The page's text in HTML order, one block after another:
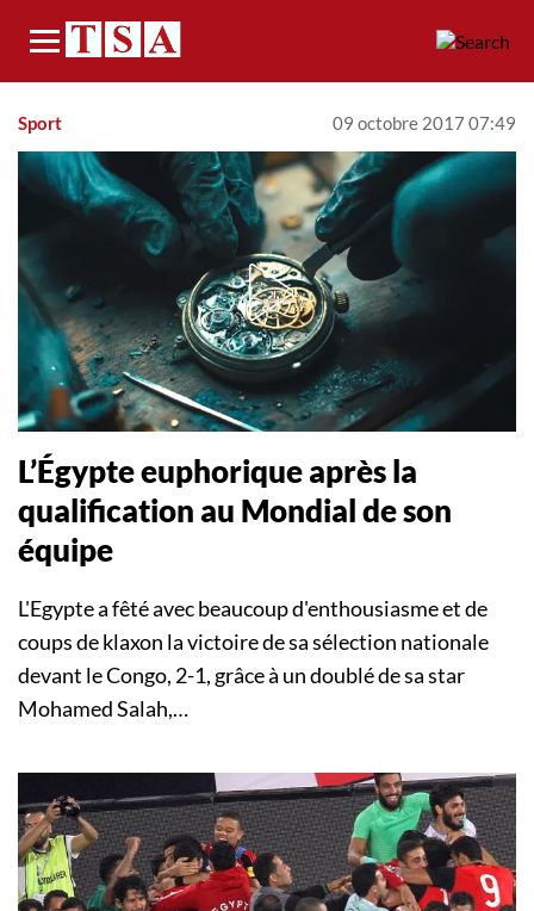
Menu
Sport 09 octobre 2017 07:49
L’Égypte euphorique après la
qualification au Mondial de son
équipe
L'Egypte a fêté avec beaucoup d'enthousiasme et de
coups de klaxon la victoire de sa sélection nationale
devant le Congo, 2-1, grâce à un doublé de sa star
Mohamed Salah,…